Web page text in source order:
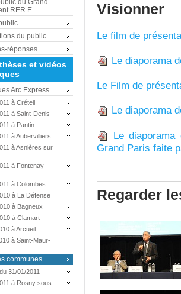
Visionner
Le film de
Le diaporama
Le Film de
Le diaporama
Le
Grand Paris faite
Regarder
du Grand
RER E
du public
réponses
et vidéos
Arc Express
à Créteil
à Saint-Denis
à Pantin
à Aubervilliers
à Asnières sur
à Fontenay
à Colombes
à La Défense
à Bagneux
à Clamart
à Arcueil
à Saint-Maur-
communes
31/01/2011
à Rosny sous